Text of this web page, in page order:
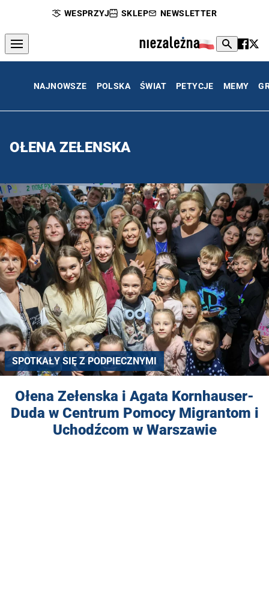
WESPRZYJ SKLEP NEWSLETTER
NAJNOWSZE POLSKA ŚWIAT PETYCJE MEMY
OŁENA ZEŁENSKA
SPOTKAŁY SIĘ Z PODPIECZNYMI
Ołena Zełenska i Agata Kornhauser-
Duda w Centrum Pomocy Migrantom i
Uchodźcom w Warszawie